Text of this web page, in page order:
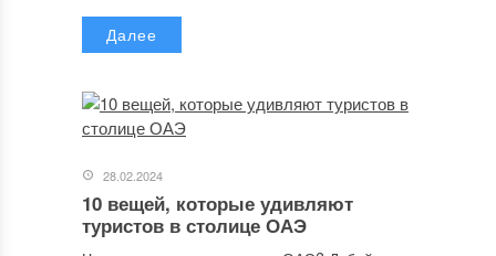
Далее
28.02.2024
10 вещей, которые удивляют
туристов в столице ОАЭ